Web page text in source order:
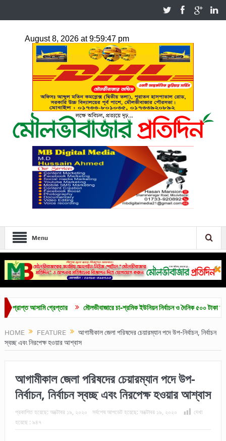
Menu
আসামি গ্রেপ্তার মৌলভীবাজারে চা-শ্রমিক ইউনিয়ন নির্বাচন ও দৈনিক ৫০০ টাকা মজুরির
HOME FEATURE
আগামীকাল জেলা পরিষদের চেয়ারম্যান পদে উপ-নির্বাচন, নির্বাচন
স্বচ্ছ এবং নিরপেক্ষ হওয়ার আশ্বাস
আগামীকাল জেলা পরিষদের চেয়ারম্যান পদে উপ-
নির্বাচন, নির্বাচন স্বচ্ছ এবং নিরপেক্ষ হওয়ার আশ্বাস
প্রকাশিত হয়েছে: অক্টোবর ১৯, ২০২০ সর্বশেষ আপডেট হয়েছে: অক্টোবর ১৯, ২০২০
দেখা
হয়েছে : ৯৪৭